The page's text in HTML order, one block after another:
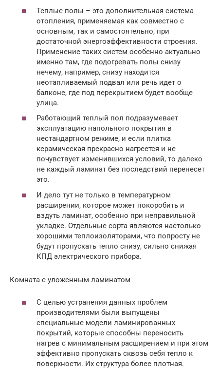
Теплые полы – это дополнительная система
отопления, применяемая как совместно с
основным, так и самостоятельно, при
достаточной энергоэффективности строения.
Применение таких систем особенно актуально
именно там, где подогревать полы снизу
нечему, например, снизу находится
неотапливаемый подвал или речь идет о
балконе, где под перекрытием будет вообще
улица.
Работающий теплый пол подразумевает
эксплуатацию напольного покрытия в
нестандартном режиме, и если плитка
керамическая прекрасно нагреется и не
почувствует изменившихся условий, то далеко
не каждый ламинат без последствий перенесет
это.
И дело тут не только в температурном
расширении, которое может покоробить и
вздуть ламинат, особенно при неправильной
укладке. Отдельные сорта являются настолько
хорошими теплоизоляторами, что попросту не
будут пропускать тепло снизу, сильно снижая
КПД электрического прибора.
Комната с уложенным ламинатом
С целью устранения данных проблем
производителями были выпущены
специальные модели ламинированных
покрытий, которые способны переносить
нагрев с минимальным расширением и при этом
эффективно пропускать сквозь себя тепло к
поверхности. Их структура более плотная.